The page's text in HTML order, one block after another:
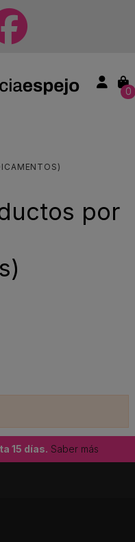
0
por
15 días. Saber más